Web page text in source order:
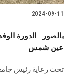
2024-09-11
عين شمس
تحت رعاية رئيس